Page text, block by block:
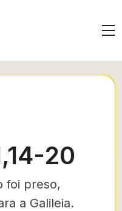
20
foi preso,
a Galileia.